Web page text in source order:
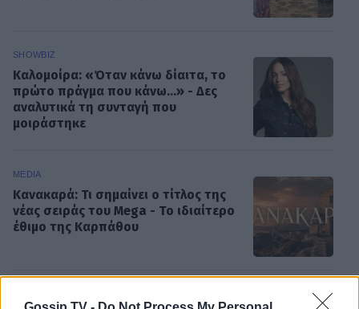
SHOWBIZ
Καλομοίρα: «Όταν κάνω δίαιτα, το
πρώτο πράγμα που κάνω...» - Δες
αναλυτικά τη συνταγή που
μοιράστηκε
MEDIA
Κανακαρά: Τι σημαίνει ο τίτλος της
νέας σειράς του Mega - Το ιδιαίτερο
έθιμο της Καρπάθου